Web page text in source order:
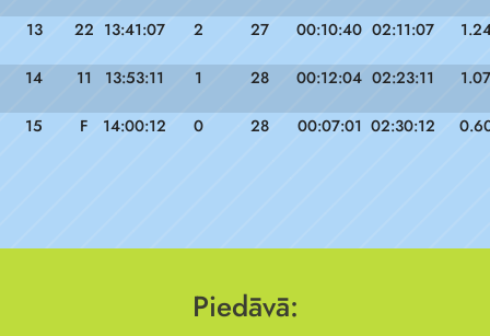
13 22 13:41:07 2 27 00:10:40 02:11:07
14 11 13:53:11 1 28 00:12:04 02:23:11 1.07
15 F 14:00:12 0 28 00:07:01 02:30:12
Piedāvā: